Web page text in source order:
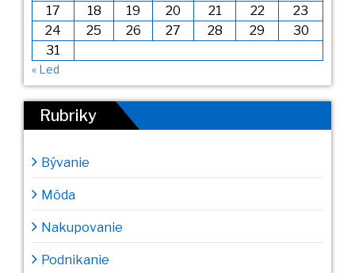
17
18 19 20 21 22
23
24
25 26 27 28 29
30
31
« Led
Rubriky
Bývanie
Móda
Nakupovanie
Podnikanie